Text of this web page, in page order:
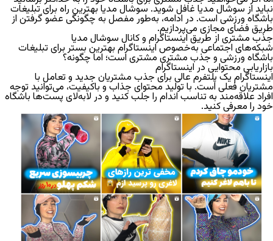
نباید از سوشال مدیا غافل شوید. سوشال مدیا بهترین راه برای تبلیغات
باشگاه ورزشی است. در ادامه، به‌طور مفصل به چگونگی عضو گرفتن از
طریق فضای مجازی می‌پردازیم.
جذب مشتری از طریق اینستاگرام و کانال سوشال مدیا
شبکه‌های اجتماعی به‌خصوص اینستاگرام بهترین بستر برای تبلیغات
باشگاه ورزشی و جذب مشتری مشتری است؛ اما چگونه؟
بازاریابی محتوایی در اینستاگرام
اینستاگرام یک پلتفرم عالی برای جذب مشتریان جدید و تعامل با
مشتریان فعلی است. با تولید محتوای جذاب و باکیفیت، می‌توانید توجه
افراد علاقه‌مند به تناسب اندام را جلب کنید و در لابه‌لای پست‌ها باشگاه
خود را معرفی کنید.